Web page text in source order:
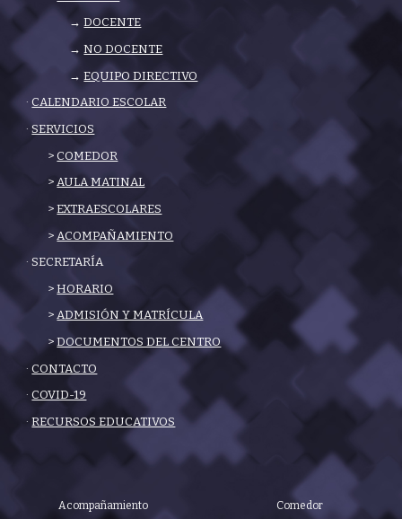
→DOCENTE
→NO DOCENTE
→EQUIPO DIRECTIVO
·CALENDARIO ESCOLAR
·SERVICIOS
>COMEDOR
>AULA MATINAL
>EXTRAESCOLARES
>ACOMPAÑAMIENTO
· SECRETARÍA
>HORARIO
>ADMISIÓN Y MATRÍCULA
>DOCUMENTOS DEL CENTRO
·CONTACTO
·COVID-19
·RECURSOS EDUCATIVOS
Acompañamiento Comedor